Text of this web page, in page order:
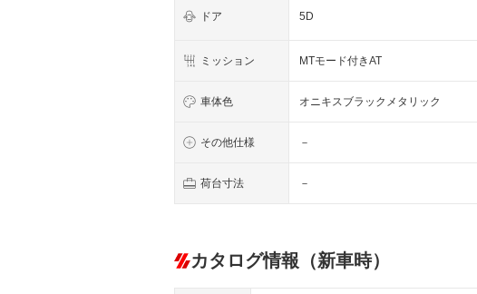
ドア 5D
ミッション MTモード付きAT
車体色 オニキスブラックメタリック
その他仕様 －
荷台寸法 －
カタログ情報（新車時）